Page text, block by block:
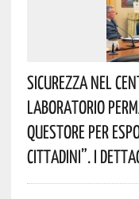
Sicurezza Nel
Laboratorio
Questore Per
Cittadini”. I